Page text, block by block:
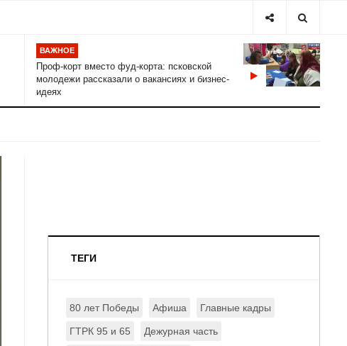
ВАЖНОЕ
Проф-корт вместо фуд-корта: псковской
молодежи рассказали о вакансиях и бизнес-
идеях
ТЕГИ
80 лет Победы Афиша Главные кадры
ГТРК 95 и 65 Дежурная часть